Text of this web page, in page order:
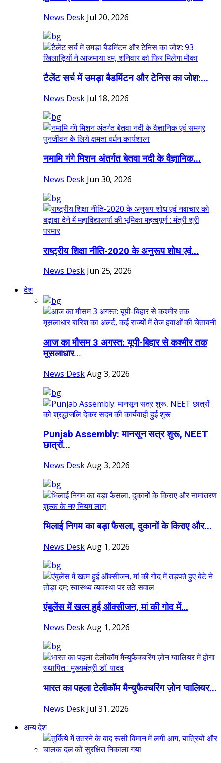
News Desk Jul 20, 2026
टैलेंट सर्च में उमड़ा बैडमिंटन और टेनिस का जोश:...
News Desk Jul 18, 2026
नमामि गंगे मिशन अंतर्गत बेतवा नदी के वैज्ञानिक...
News Desk Jun 30, 2026
राष्ट्रीय शिक्षा नीति-2020 के अनुरूप शोध एवं...
News Desk Jun 25, 2026
देश
आज का मौसम 3 अगस्त: यूपी-बिहार से कश्मीर तक
मूसलाधार...
News DeskAug 3, 2026
Punjab Assembly: मानसून सत्र शुरू, NEET
छात्रों...
News DeskAug 3, 2026
भिलाई निगम का बड़ा फैसला, दुकानों के किराए और...
News DeskAug 1, 2026
एंबुलेंस में खत्म हुई ऑक्सीजन, मां की गोद में...
News DeskAug 1, 2026
भारत का पहला टेलीकॉम मैन्युफैक्चरिंग ज़ोन ग्वालियर...
News Desk Jul 31, 2026
अन्य देश